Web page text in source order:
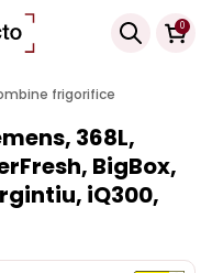
0
Products
search
frigorifice
368L,
BigBox,
iQ300,